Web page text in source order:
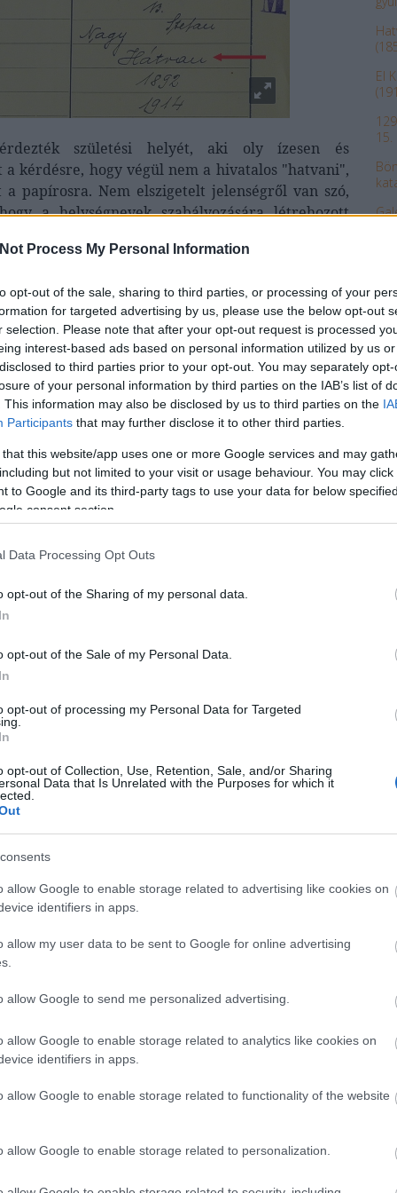
Process My Personal Information
opt-out of the sale, sharing to third parties, or processing of your
for targeted advertising by us, please use the below opt-out
selection. Please note that after your opt-out request is processed
interest-based ads based on personal information utilized by us
to third parties prior to your opt-out. You may separately
of your personal information by third parties on the IAB’s list of
This information may also be disclosed by us to third parties on the
Participants that may further disclose it to other third parties.
that this website/app uses one or more Google services and may
but not limited to your visit or usage behaviour. You may
to Google and its third-party tags to use your data for below
consent section.
Data Processing Opt Outs
opt-out of the Sharing of my personal data.
opt-out of the Sale of my Personal Data.
opt-out of processing my Personal Data for Targeted
opt-out of Collection, Use, Retention, Sale, and/or Sharing
Data that Is Unrelated with the Purposes for which it
allow Google to enable storage related to advertising like cookies on
identifiers in apps.
allow my user data to be sent to Google for online advertising
allow Google to send me personalized advertising.
allow Google to enable storage related to analytics like cookies on
identifiers in apps.
allow Google to enable storage related to functionality of the website
allow Google to enable storage related to personalization.
születési helyét, aki oly ízesen és
kérdésre, hogy végül nem a hivatalos "hatvani",
papírosra. Nem elszigetelt jelenségről van szó,
a helységnevek szabályozására létrehozott
nevei” rovatban ott szerepel a Hátvan is!
utóbbi évtizedekben sajnos
tájszólás állhatott. A XX.
az 1944 kora őszén az
katolikus teológus (jobbra)
délelőttjén érkezett vasúttal
azonban nem maradt az
téri plébánia épületéhez,
több száz halálos
helyen vészelte át.
udvarán élveztem a hatvani embereket. Először
ezt a hatvani tájszólást, a magánhangzók sajátos
e közt sokszor elmosódik a különbség. A hatvani
bírt, hogy a blog által többször hivatkozott
népnyelvnek esze ágában sem volt a helységnév
fellelni, hanem inkább a Hátvan szóból
így a városi levéltárban megőrzött, de 1849.
szétdúlt száz néhány évekről szóló jegyző-könyv
fedezetéül vár építésének szükségét elismerve,
megállapodtak a várat odaépíteni, ahol az a
nyerte a vár és város nevét is (…).
kiderült, a hatvani tájszólás erős pozícióit a XIX.
bevándorlás sem ingatta meg (az 1890-es
a nem Hatvanban született.) A környékbéli
a tájszólást beszélték, míg a távolból
vasutasok és tisztviselők - nagyobb része
nyelvét.
El
15.
a
A
Az
A
A
A
A
A
A
A
A
A
A
A